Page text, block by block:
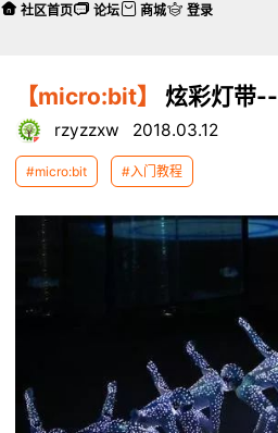
【micro:bit】 炫彩灯带
rzyzzxw 2018.03.12
#micro:bit #入门教程
本帖最后由 rzyzzxw 于
社区首页 论坛 商城 登录